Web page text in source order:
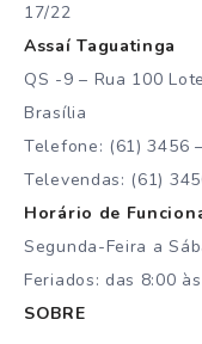
17/22
Assaí Taguatinga
QS -9 – Rua 100
Brasília
Telefone: (61) 3456
Televendas: (61)
Horário de
Segunda-Feira a
Feriados: das 8:00
SOBRE